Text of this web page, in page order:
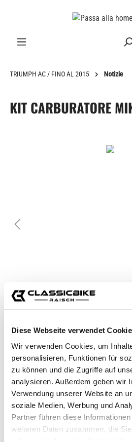
Diese Webseite verwendet
Wir verwenden Cookies, um
personalisieren, Funktionen für
zu können und die Zugriffe auf
analysieren. Außerdem geben wir
Verwendung unserer Website an
soziale Medien, Werbung und
Partner führen diese
weiteren Daten zusammen, die
TRIUMPH AC / FINO AL 2015 Notizie
KIT CARBURATORE